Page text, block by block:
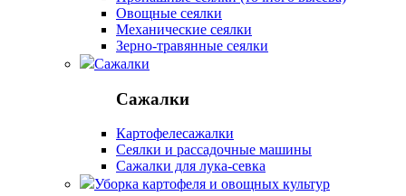
Овощные сеялки
Механические сеялки
Зерно-травянные сеялки
Сажалки
Сажалки
Картофелесажалки
Сеялки и рассадочные машины
Сажалки для лука-севка
Уборка картофеля и овощных культур